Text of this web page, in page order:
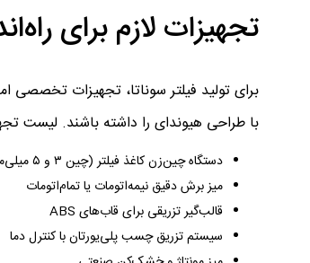
تجهیزات لازم برای
برای تولید فیلتر سوناتا، تجهیزات تخصصی
با طراحی هیوندای را داشته باشند. لیست
دستگاه چین‌زن کاغذ فیلتر (چین ۳ و ۵ میلی‌متر)
میز برش دقیق نیمه‌اتومات یا تمام‌اتومات
قالب‌گیر تزریقی برای قاب‌های ABS
سیستم تزریق چسب پلی‌یورتان با کنترل دما